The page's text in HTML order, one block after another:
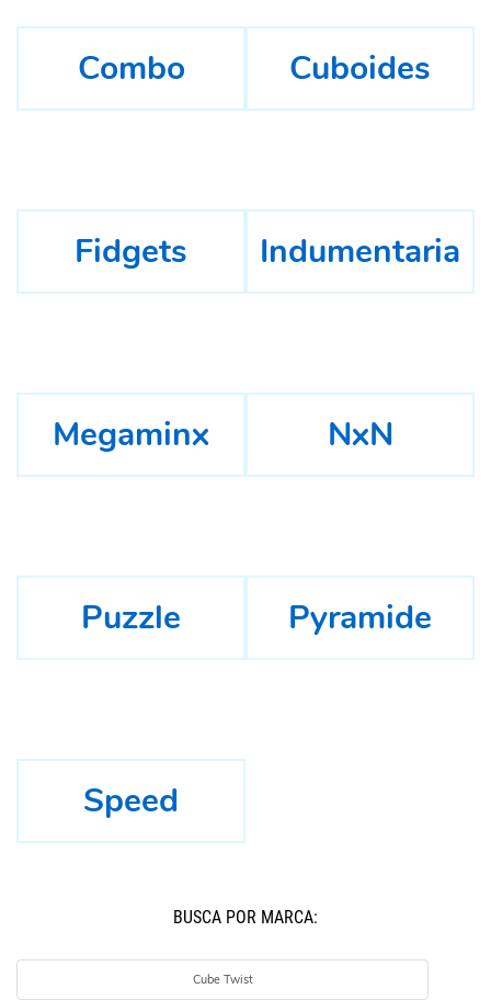
Combo Cuboides
Fidgets Indumentaria
Megaminx NxN
Puzzle Pyramide
Speed
BUSCÁ POR MARCA:
Cube Twist